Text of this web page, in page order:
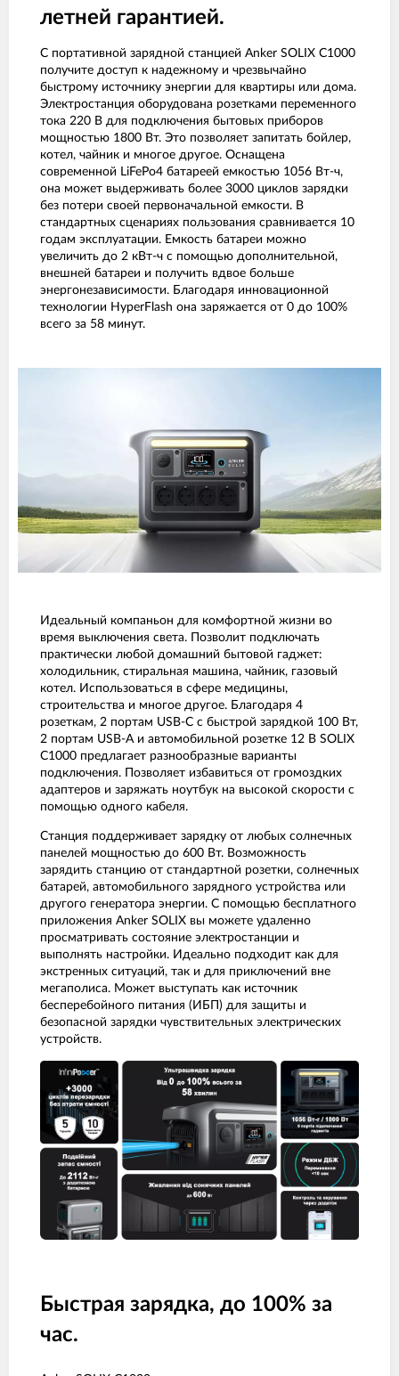
летней гарантией.
С портативной зарядной станцией Anker SOLIX C1000
получите доступ к надежному и чрезвычайно
быстрому источнику энергии для квартиры или дома.
Электростанция оборудована розетками переменного
тока 220 В для подключения бытовых приборов
мощностью 1800 Вт. Это позволяет запитать бойлер,
котел, чайник и многое другое. Оснащена
современной LiFePo4 батареей емкостью 1056 Вт-ч,
она может выдерживать более 3000 циклов зарядки
без потери своей первоначальной емкости. В
стандартных сценариях пользования сравнивается 10
годам эксплуатации. Емкость батареи можно
увеличить до 2 кВт-ч с помощью дополнительной,
внешней батареи и получить вдвое больше
энергонезависимости. Благодаря инновационной
технологии HyperFlash она заряжается от 0 до 100%
всего за 58 минут.
Идеальный компаньон для комфортной жизни во
время выключения света. Позволит подключать
практически любой домашний бытовой гаджет:
холодильник, стиральная машина, чайник, газовый
котел. Использоваться в сфере медицины,
строительства и многое другое. Благодаря 4
розеткам, 2 портам USB-C с быстрой зарядкой 100 Вт,
2 портам USB-A и автомобильной розетке 12 В SOLIX
C1000 предлагает разнообразные варианты
подключения. Позволяет избавиться от громоздких
адаптеров и заряжать ноутбук на высокой скорости с
помощью одного кабеля.
Станция поддерживает зарядку от любых солнечных
панелей мощностью до 600 Вт. Возможность
зарядить станцию от стандартной розетки, солнечных
батарей, автомобильного зарядного устройства или
другого генератора энергии. С помощью бесплатного
приложения Anker SOLIX вы можете удаленно
просматривать состояние электростанции и
выполнять настройки. Идеально подходит как для
экстренных ситуаций, так и для приключений вне
мегаполиса. Может выступать как источник
бесперебойного питания (ИБП) для защиты и
безопасной зарядки чувствительных электрических
устройств.
Быстрая зарядка, до 100% за
час.